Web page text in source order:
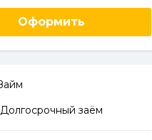
Оформить
Долгосрочный заём